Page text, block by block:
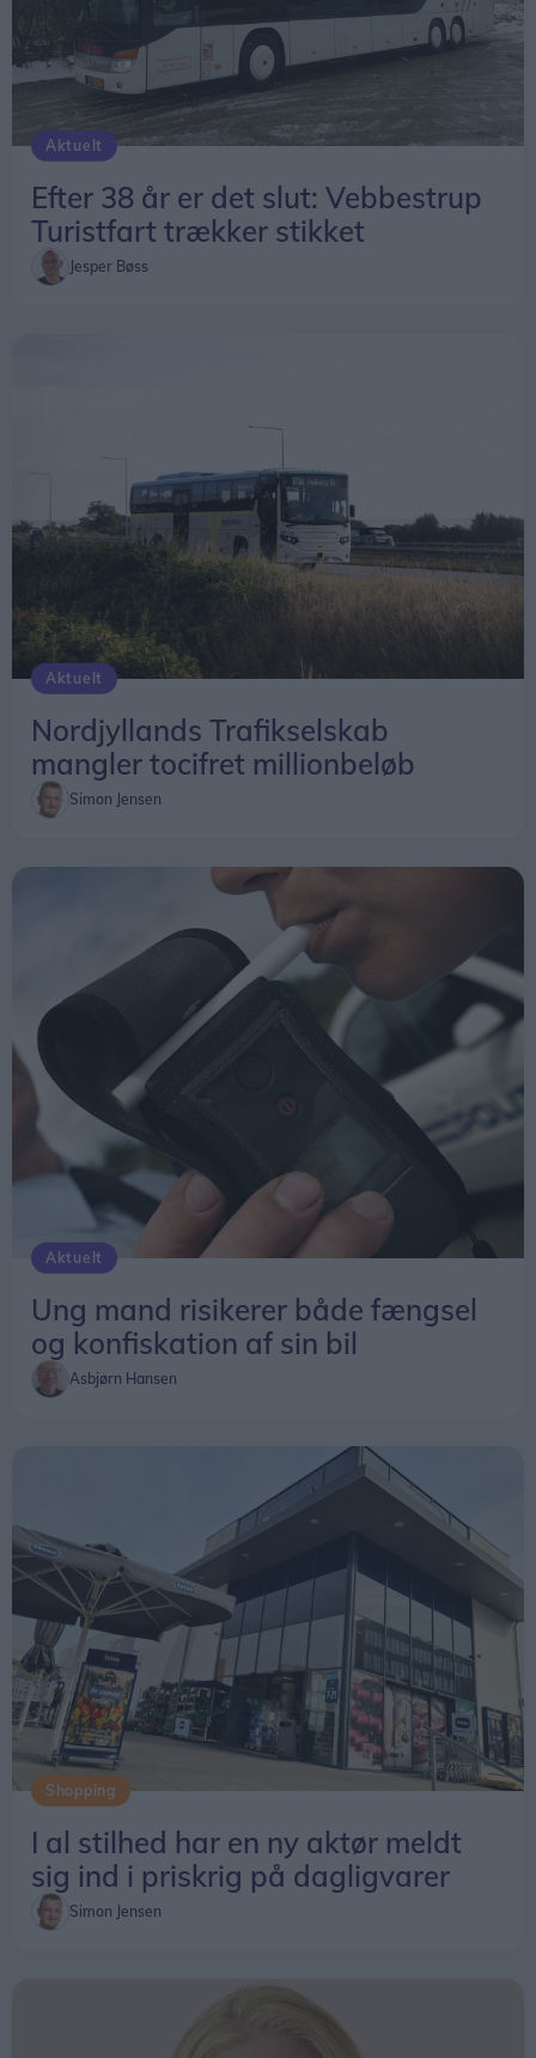
Aktuelt
Efter 38 år er det slut: Vebbestrup
Turistfart trækker stikket
Jesper Bøss
Aktuelt
Nordjyllands Trafikselskab
mangler tocifret millionbeløb
Simon Jensen
Aktuelt
Ung mand risikerer både fængsel
og konfiskation af sin bil
Asbjørn Hansen
Shopping
I al stilhed har en ny aktør meldt
sig ind i priskrig på dagligvarer
Simon Jensen